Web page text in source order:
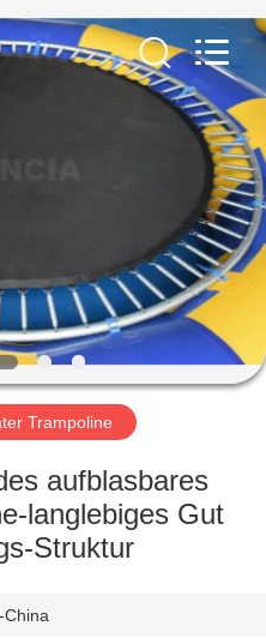
Trampoline
aufblasbares
langlebiges Gut
Struktur
China